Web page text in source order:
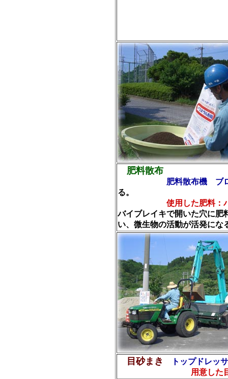
肥料散布
肥料散布機 ブ
る。
使用した肥料
バイブレイキで開いた穴に肥
い、微生物の活動が活発にな
目砂まき
トップドレ
用意した